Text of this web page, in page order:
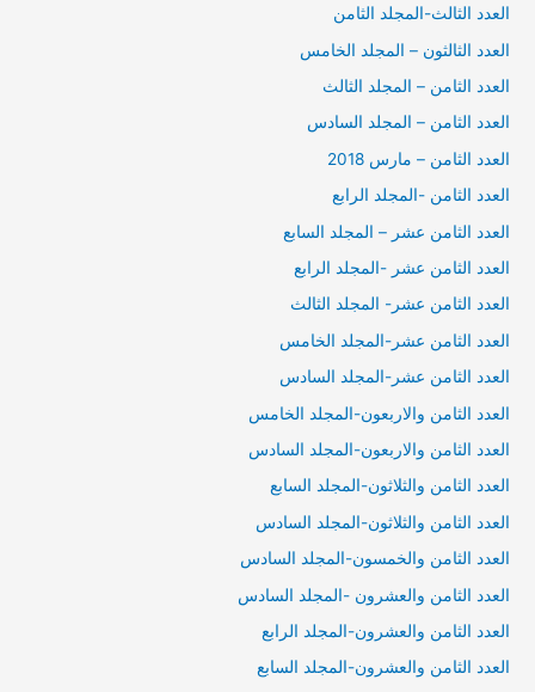
العدد الثالث-المجلد الثامن
العدد الثالثون – المجلد الخامس
العدد الثامن – المجلد الثالث
العدد الثامن – المجلد السادس
العدد الثامن – مارس 2018
العدد الثامن -المجلد الرابع
العدد الثامن عشر – المجلد السابع
العدد الثامن عشر -المجلد الرابع
العدد الثامن عشر- المجلد الثالث
العدد الثامن عشر-المجلد الخامس
العدد الثامن عشر-المجلد السادس
العدد الثامن والاربعون-المجلد الخامس
العدد الثامن والاربعون-المجلد السادس
العدد الثامن والثلاثون-المجلد السابع
العدد الثامن والثلاثون-المجلد السادس
العدد الثامن والخمسون-المجلد السادس
العدد الثامن والعشرون -المجلد السادس
العدد الثامن والعشرون-المجلد الرابع
العدد الثامن والعشرون-المجلد السابع